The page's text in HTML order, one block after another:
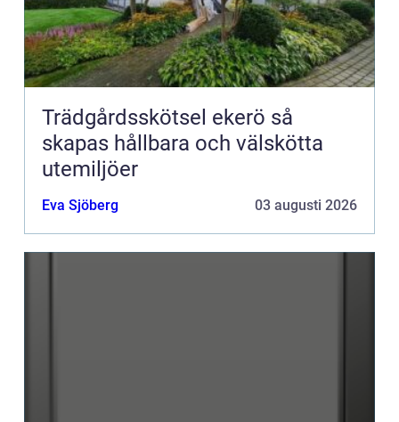
Trädgårdsskötsel ekerö så
skapas hållbara och välskötta
utemiljöer
Eva Sjöberg 03 augusti 2026